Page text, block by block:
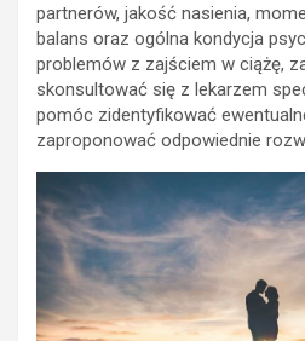
partnerów, jakość nasienia,
balans oraz ogólna kondycja
problemów z zajściem w ciążę,
skonsultować się z lekarzem
pomóc zidentyfikować
zaproponować odpowiednie